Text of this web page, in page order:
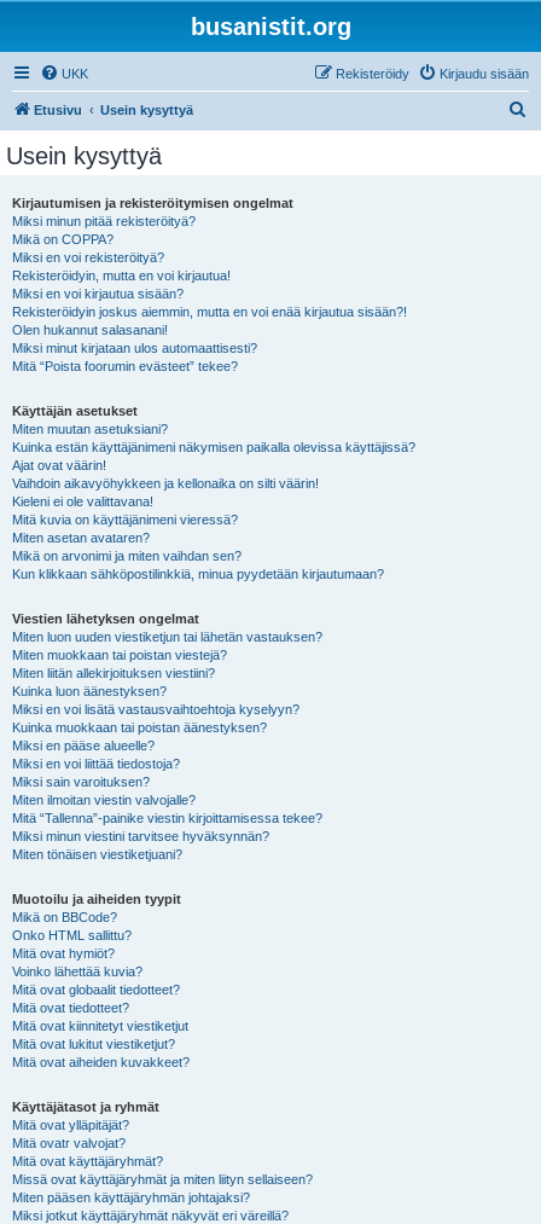
busanistit.org
UKK Kirjaudu sisään
Rekisteröidy
Etusivu Usein kysyttyä
Usein kysyttyä
Kirjautumisen ja rekisteröitymisen ongelmat
Miksi minun pitää rekisteröityä?
Mikä on COPPA?
Miksi en voi rekisteröityä?
Rekisteröidyin, mutta en voi kirjautua!
Miksi en voi kirjautua sisään?
Rekisteröidyin joskus aiemmin, mutta en voi enää kirjautua sisään?!
Olen hukannut salasanani!
Miksi minut kirjataan ulos automaattisesti?
Mitä “Poista foorumin evästeet” tekee?
Käyttäjän asetukset
Miten muutan asetuksiani?
Kuinka estän käyttäjänimeni näkymisen paikalla olevissa käyttäjissä?
Ajat ovat väärin!
Vaihdoin aikavyöhykkeen ja kellonaika on silti väärin!
Kieleni ei ole valittavana!
Mitä kuvia on käyttäjänimeni vieressä?
Miten asetan avataren?
Mikä on arvonimi ja miten vaihdan sen?
Kun klikkaan sähköpostilinkkiä, minua pyydetään kirjautumaan?
Viestien lähetyksen ongelmat
Miten luon uuden viestiketjun tai lähetän vastauksen?
Miten muokkaan tai poistan viestejä?
Miten liitän allekirjoituksen viestiini?
Kuinka luon äänestyksen?
Miksi en voi lisätä vastausvaihtoehtoja kyselyyn?
Kuinka muokkaan tai poistan äänestyksen?
Miksi en pääse alueelle?
Miksi en voi liittää tiedostoja?
Miksi sain varoituksen?
Miten ilmoitan viestin valvojalle?
Mitä “Tallenna”-painike viestin kirjoittamisessa tekee?
Miksi minun viestini tarvitsee hyväksynnän?
Miten tönäisen viestiketjuani?
Muotoilu ja aiheiden tyypit
Mikä on BBCode?
Onko HTML sallittu?
Mitä ovat hymiöt?
Voinko lähettää kuvia?
Mitä ovat globaalit tiedotteet?
Mitä ovat tiedotteet?
Mitä ovat kiinnitetyt viestiketjut
Mitä ovat lukitut viestiketjut?
Mitä ovat aiheiden kuvakkeet?
Käyttäjätasot ja ryhmät
Mitä ovat ylläpitäjät?
Mitä ovatr valvojat?
Mitä ovat käyttäjäryhmät?
Missä ovat käyttäjäryhmät ja miten liityn sellaiseen?
Miten pääsen käyttäjäryhmän johtajaksi?
Miksi jotkut käyttäjäryhmät näkyvät eri väreillä?